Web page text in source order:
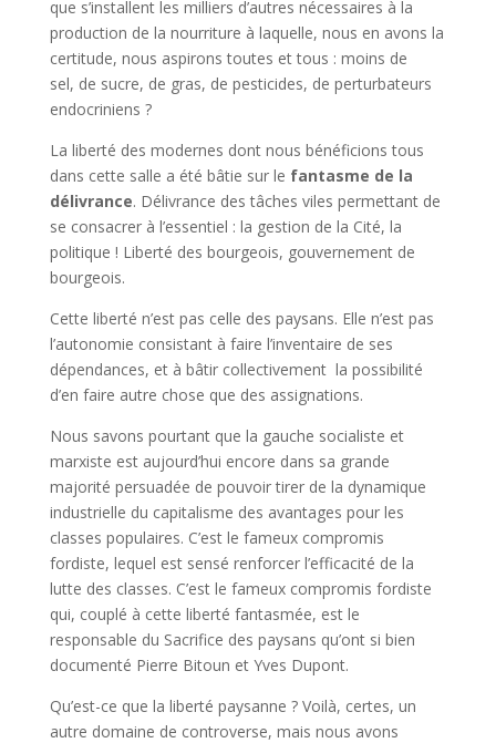
que s’installent les milliers d’autres nécessaires à la
production de la nourriture à laquelle, nous en avons la
certitude, nous aspirons toutes et tous : moins de
sel, de sucre, de gras, de pesticides, de perturbateurs
endocriniens ?
La liberté des modernes dont nous bénéficions tous
dans cette salle a été bâtie sur le fantasme de la
délivrance. Délivrance des tâches viles permettant de
se consacrer à l’essentiel : la gestion de la Cité, la
politique ! Liberté des bourgeois, gouvernement de
bourgeois.
Cette liberté n’est pas celle des paysans. Elle n’est pas
l’autonomie consistant à faire l’inventaire de ses
dépendances, et à bâtir collectivement la possibilité
d’en faire autre chose que des assignations.
Nous savons pourtant que la gauche socialiste et
marxiste est aujourd’hui encore dans sa grande
majorité persuadée de pouvoir tirer de la dynamique
industrielle du capitalisme des avantages pour les
classes populaires. C’est le fameux compromis
fordiste, lequel est sensé renforcer l’efficacité de la
lutte des classes. C’est le fameux compromis fordiste
qui, couplé à cette liberté fantasmée, est le
responsable du Sacrifice des paysans qu’ont si bien
documenté Pierre Bitoun et Yves Dupont.
Qu’est-ce que la liberté paysanne ? Voilà, certes, un
autre domaine de controverse, mais nous avons